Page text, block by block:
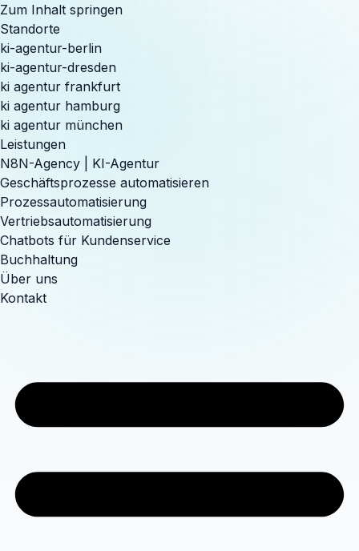
Zum Inhalt springen
Standorte
ki-agentur-berlin
ki-agentur-dresden
ki agentur frankfurt
ki agentur hamburg
ki agentur münchen
Leistungen
N8N-Agency | KI-Agentur
Geschäftsprozesse automatisieren
Prozessautomatisierung
Vertriebsautomatisierung
Chatbots für Kundenservice
Buchhaltung
Über uns
Kontakt